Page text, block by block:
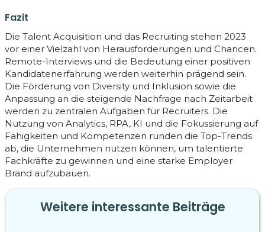
Fazit
Die Talent Acquisition und das Recruiting stehen 2023
vor einer Vielzahl von Herausforderungen und Chancen.
Remote-Interviews und die Bedeutung einer positiven
Kandidatenerfahrung werden weiterhin prägend sein.
Die Förderung von Diversity und Inklusion sowie die
Anpassung an die steigende Nachfrage nach Zeitarbeit
werden zu zentralen Aufgaben für Recruiters. Die
Nutzung von Analytics, RPA, KI und die Fokussierung auf
Fähigkeiten und Kompetenzen runden die Top-Trends
ab, die Unternehmen nutzen können, um talentierte
Fachkräfte zu gewinnen und eine starke Employer
Brand aufzubauen.
Weitere interessante Beiträge